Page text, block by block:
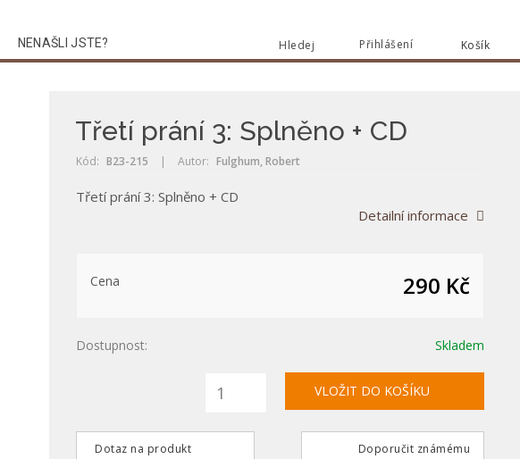
Košík
Přihlášení
Hledej
NENAŠLI JSTE?
Třetí prání 3: Splněno + CD
Kód: B23-215 | Autor: Fulghum, Robert
Třetí prání 3: Splněno + CD
Detailní informace
Cena 290 Kč
Dostupnost: Skladem
Dotaz na produkt Doporučit známému